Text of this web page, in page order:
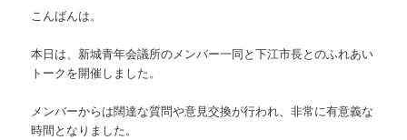
こんばんは。
本日は、新城青年会議所のメンバー一同と下江市長とのふれあい
トークを開催しました。
メンバーからは闊達な質問や意見交換が行われ、非常に有意義な
時間となりました。